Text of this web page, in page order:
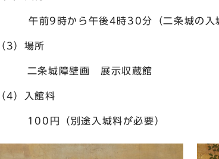
午前9時から午後4時30分（二条城の入城
（3）場所
二条城障壁画 展示収蔵館
（4）入館料
100円（別途入城料が必要）